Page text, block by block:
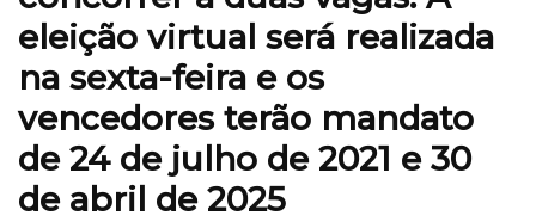
eleição virtual será realizada
na sexta-feira e os
vencedores terão mandato
de 24 de julho de 2021 e 30
de abril de 2025